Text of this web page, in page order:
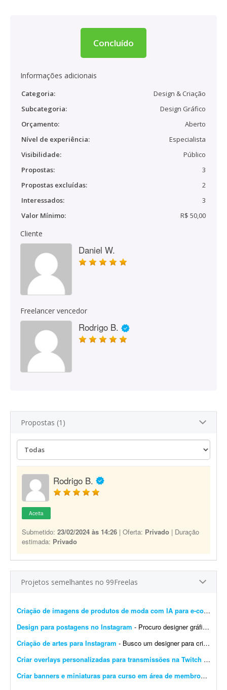
Concluído
Informações adicionais
Categoria:
Design & Criação
Subcategoria:
Design Gráfico
Orçamento:
Aberto
Nível de experiência:
Especialista
Visibilidade:
Público
Propostas:
3
Propostas excluídas:
2
Interessados:
3
Valor Mínimo:
R$ 50,00
Cliente
Daniel W.
Freelancer vencedor
Rodrigo B.
Propostas (1)
Rodrigo B.
Aceita
Submetido: 23/02/2024 às 14:26 | Oferta: Privado | Duração
estimada: Privado
Projetos semelhantes no 99Freelas
Criação de imagens de produtos de moda com IA para e-commerce
Design para postagens no Instagram - Procuro designer gráfico para me ajudar nas postagens do meu Instagram profissional. Algumas já foram feitas por mim, mas precisam ser melhoradas. Algumas pretendo manter como est&ati...
Criação de artes para Instagram - Busco um designer para criação de artes para o Instagram. O designer receberá um calendário editorial já pronto, com direcionamento de headlines, subheadlines e ...
Criar overlays personalizadas para transmissões na Twitch
Criar banners e miniaturas para curso em área de membros
-